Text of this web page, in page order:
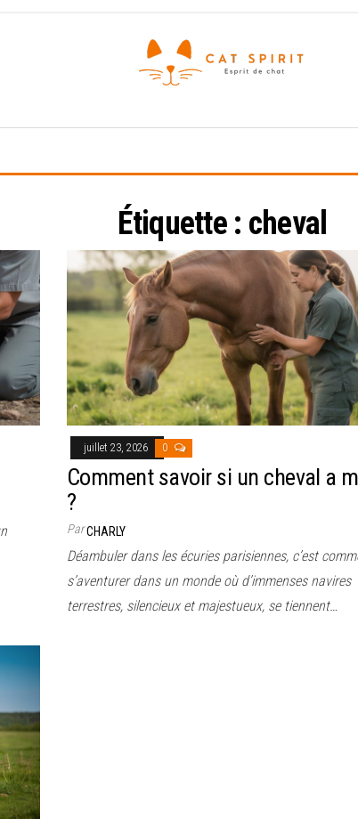
chat
Étiquette : cheval
juillet 23, 2026 0
Comment savoir si un cheval a
?
ParCHARLY
Déambuler dans les écuries parisiennes, c’est
s’aventurer dans un monde où d’immenses navires
terrestres, silencieux et majestueux, se tiennent…